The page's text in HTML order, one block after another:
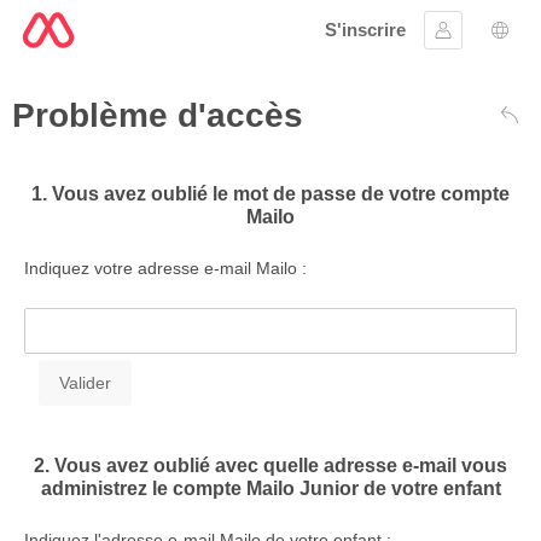
S'inscrire
Se
Problème d'accès
1. Vous avez oublié le mot de passe de votre compte
Mailo
Indiquez votre adresse e-mail Mailo :
2. Vous avez oublié avec quelle adresse e-mail vous
administrez le compte Mailo Junior de votre enfant